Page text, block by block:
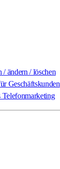
/ ändern / löschen
Geschäftskunden
Telefonmarketing